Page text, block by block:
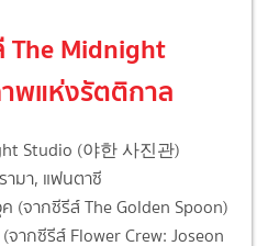
The Midnight
พแห่งรัตติกาล
Studio (야한 사진관)
ามา, แฟนตาซี
(จากซีรีส์ The Golden Spoon)
จากซีรีส์ Flower Crew: Joseon